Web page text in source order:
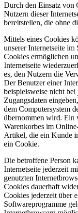
Durch den Einsatz von
Nutzern dieser
bereitstellen, die ohne
Mittels eines Cookies
unserer Internetseite
Cookies ermöglichen
Internetseite
es, den Nutzern die
Der Benutzer einer
beispielsweise nicht bei
Zugangsdaten
dem Computersystem
übernommen wird. Ein
Warenkorbes im
Artikel, die ein Kunde
ein Cookie.
Die betroffene Person
Internetseite jederzeit
genutzten
Cookies dauerhaft
Cookies jederzeit über
Softwareprogramme